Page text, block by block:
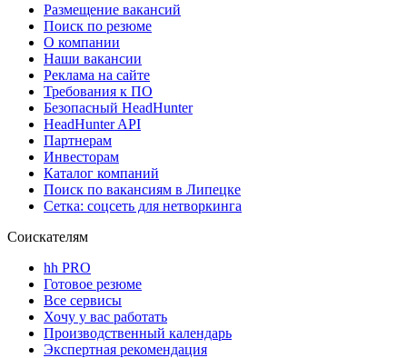
Размещение вакансий
Поиск по резюме
О компании
Наши вакансии
Реклама на сайте
Требования к ПО
Безопасный HeadHunter
HeadHunter API
Партнерам
Инвесторам
Каталог компаний
Поиск по вакансиям в Липецке
Сетка: соцсеть для нетворкинга
Соискателям
hh PRO
Готовое резюме
Все сервисы
Хочу у вас работать
Производственный календарь
Экспертная рекомендация